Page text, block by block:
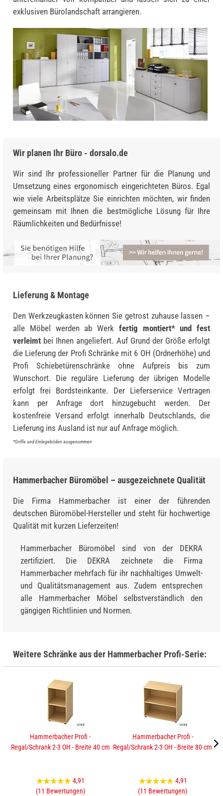
exklusiven Bürolandschaft arrangieren.
Wir planen Ihr Büro - dorsalo.de
Wir sind Ihr professioneller Partner für die Planung und
Umsetzung eines ergonomisch eingerichteten Büros. Egal
wie viele Arbeitsplätze Sie einrichten möchten, wir finden
gemeinsam mit Ihnen die bestmögliche Lösung für Ihre
Räumlichkeiten und Bedürfnisse!
Lieferung & Montage
Den Werkzeugkasten können Sie getrost zuhause lassen –
alle Möbel werden ab Werk fertig montiert* und fest
verleimt bei Ihnen angeliefert. Auf Grund der Größe erfolgt
die Lieferung der Profi Schränke mit 6 OH (Ordnerhöhe) und
Profi Schiebetürenschränke ohne Aufpreis bis zum
Wunschort. Die reguläre Lieferung der übrigen Modelle
erfolgt frei Bordsteinkante. Der Lieferservice Vertragen
kann per Anfrage dort hinzugebucht werden. Der
kostenfreie Versand erfolgt innerhalb Deutschlands, die
Lieferung ins Ausland ist nur auf Anfrage möglich.
*Griffe und Einlegeböden ausgenommen
Hammerbacher Büromöbel – ausgezeichnete Qualität
Die Firma Hammerbacher ist einer der führenden
deutschen Büromöbel-Hersteller und steht für hochwertige
Qualität mit kurzen Lieferzeiten!
Hammerbacher Büromöbel sind von der DEKRA
zertifiziert. Die DEKRA zeichnete die Firma
Hammerbacher mehrfach für ihr nachhaltiges Umwelt-
und Qualitätsmanagement aus. Zudem entsprechen
alle Hammerbacher Möbel selbstverständlich den
gängigen Richtlinien und Normen.
Weitere Schränke aus der Hammerbacher Profi-Serie:
Hammerbacher Profi -
Regal/Schrank 2-3 OH - Breite 40 cm
4,91
(11 Bewertungen)
Hammerbacher Profi -
Regal/Schrank 2-3 OH - Breite 80 cm
4,91
(11 Bewertungen)